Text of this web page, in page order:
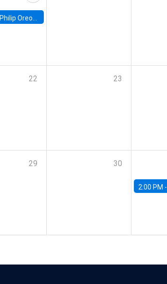
Philip Oreopolous, University of Toronto
22 23
29 30
2:00 PM -